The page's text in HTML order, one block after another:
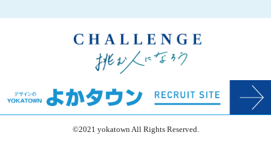
©2021 yokatown All Rights Reserved.